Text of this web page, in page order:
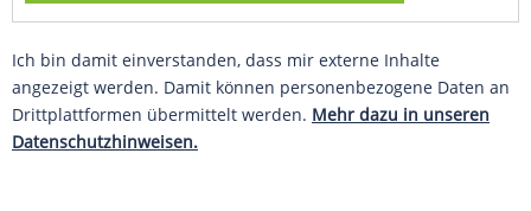
Ich bin damit einverstanden, dass mir externe Inhalte
angezeigt werden. Damit können personenbezogene Daten an
Drittplattformen übermittelt werden. Mehr dazu in unseren
Datenschutzhinweisen.